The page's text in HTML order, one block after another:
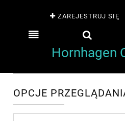
ZAREJESTRUJ SIĘ
Hornhagen
OPCJE